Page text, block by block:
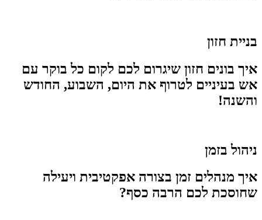
בניית חזון
איך בונים חזון שיגרום לכם לקום כל בוקר עם
אש בעיניים לטרוף את היום, השבוע, החודש
והשנה!
ניהול בזמן
איך מנהלים זמן בצורה אפקטיבית ויעילה
שחוסכת לכם הרבה כסף?